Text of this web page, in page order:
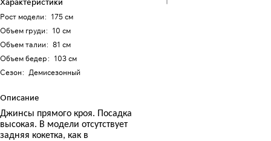
Рост модели: 175 см
Объем груди: 10 см
Объем талии: 81 см
Объем бедер: 103 см
Сезон: Демисезонный
Описание
Джинсы прямого кроя. Посадка
высокая. В модели отсутствует
задняя кокетка, как в